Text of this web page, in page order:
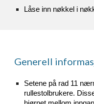
Låse inn nøkkel i
Generell
Setene på rad 11
rullestolbrukere.